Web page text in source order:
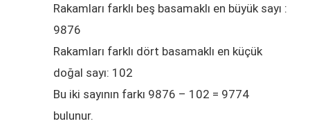
Rakamları farklı beş basamaklı en büyük sayı :
9876
Rakamları farklı dört basamaklı en küçük
doğal sayı: 102
Bu iki sayının farkı 9876 – 102 = 9774
bulunur.